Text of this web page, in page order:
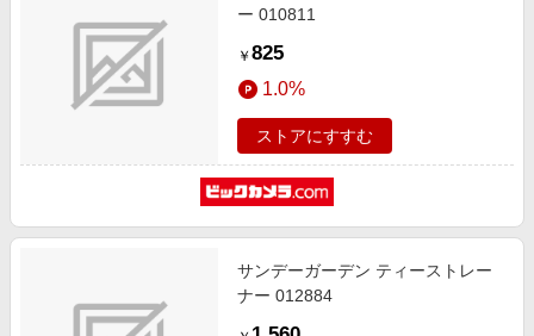
ー 010811
￥ 825
1.0%
ストアにすすむ
サンデーガーデン ティーストレー
ナー 012884